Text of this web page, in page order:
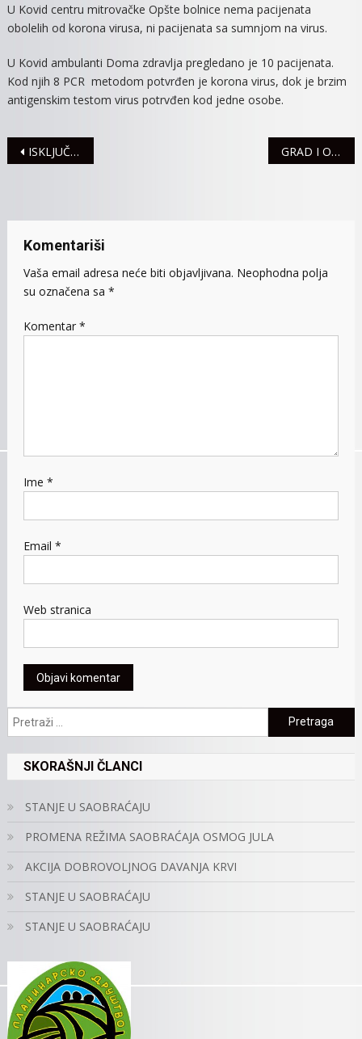
KOVID
BOLNICI
PACIJENATA
U Kovid centru mitrovačke Opšte bolnice nema pacijenata
obolelih od korona virusa, ni pacijenata sa sumnjom na virus.
U Kovid ambulanti Doma zdravlja pregledano je 10 pacijenata.
Kod njih 8 PCR metodom potvrđen je korona virus, dok je brzim
antigenskim testom virus potrvđen kod jedne osobe.
Navigacija
ISKLJUČENJA STRUJE ZA PONEDELJAK, 6.JUN GRAD I OVE GODINE FINANSIRA MATURANTSKE PROSLAVE
Komentariši
Vaša email adresa neće biti objavljivana. Neophodna polja
su označena sa *
Komentar *
Ime *
Email *
Web stranica
Pretraga:
SKORAŠNJI ČLANCI
STANJE U SAOBRAĆAJU
PROMENA REŽIMA SAOBRAĆAJA OSMOG JULA
AKCIJA DOBROVOLJNOG DAVANJA KRVI
STANJE U SAOBRAĆAJU
STANJE U SAOBRAĆAJU